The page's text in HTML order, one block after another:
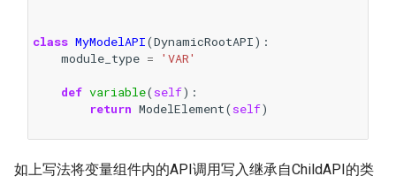
class MyModelAPI(DynamicRootAPI):
module_type = 'VAR'
def variable(self):
return ModelElement(self)
如上写法将变量组件内的API调用写入继承自ChildAPI的类